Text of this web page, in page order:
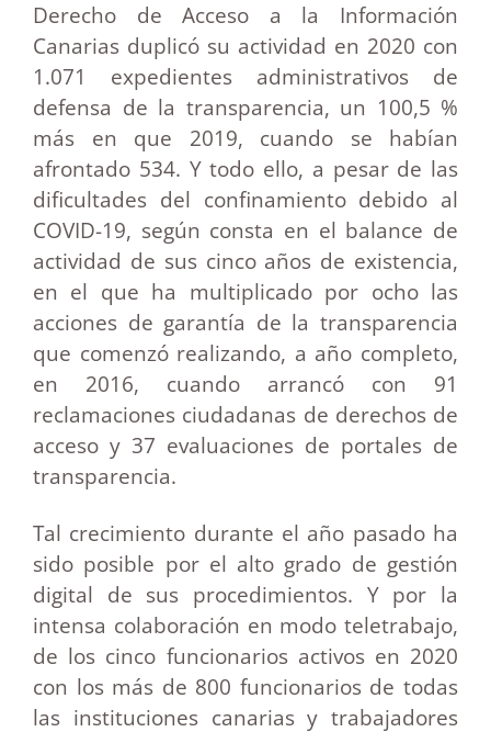
Derecho de Acceso a la Información
Canarias duplicó su actividad en 2020 con
1.071 expedientes administrativos de
defensa de la transparencia, un 100,5 %
más en que 2019, cuando se habían
afrontado 534. Y todo ello, a pesar de las
dificultades del confinamiento debido al
COVID-19, según consta en el balance de
actividad de sus cinco años de existencia,
en el que ha multiplicado por ocho las
acciones de garantía de la transparencia
que comenzó realizando, a año completo,
en 2016, cuando arrancó con 91
reclamaciones ciudadanas de derechos de
acceso y 37 evaluaciones de portales de
transparencia.
Tal crecimiento durante el año pasado ha
sido posible por el alto grado de gestión
digital de sus procedimientos. Y por la
intensa colaboración en modo teletrabajo,
de los cinco funcionarios activos en 2020
con los más de 800 funcionarios de todas
las instituciones canarias y trabajadores